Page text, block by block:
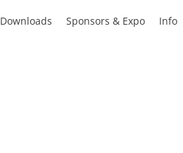
Downloads Sponsors & Expo Info